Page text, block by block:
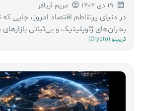
19 دی 1404 مریم آریافر
در دنیای پرتلاطم اقتصاد امروز، جایی
بحران‌های ژئوپلیتیک و بی‌ثباتی بازارهای
کریپتو (Crypto)